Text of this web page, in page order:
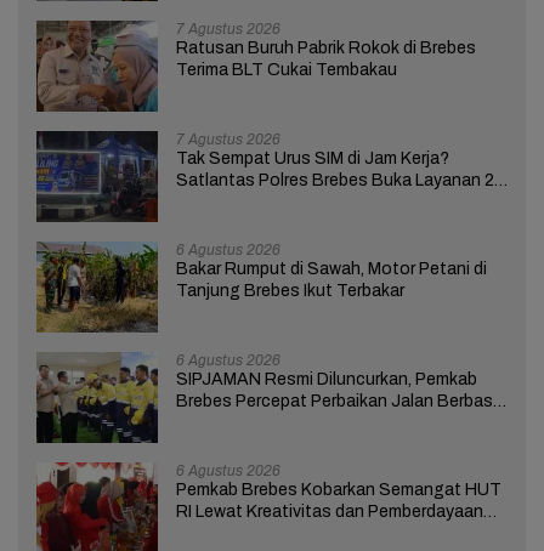
7 Agustus 2026
Ratusan Buruh Pabrik Rokok di Brebes
Terima BLT Cukai Tembakau
7 Agustus 2026
Tak Sempat Urus SIM di Jam Kerja?
Satlantas Polres Brebes Buka Layanan 24
6 Agustus 2026
Bakar Rumput di Sawah, Motor Petani di
Tanjung Brebes Ikut Terbakar
6 Agustus 2026
SIPJAMAN Resmi Diluncurkan, Pemkab
Brebes Percepat Perbaikan Jalan Berbasis
6 Agustus 2026
Pemkab Brebes Kobarkan Semangat HUT
RI Lewat Kreativitas dan Pemberdayaan